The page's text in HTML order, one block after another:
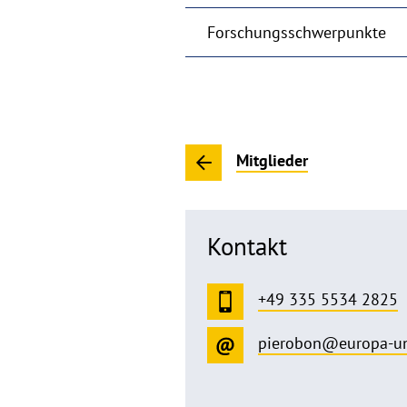
Forschungsschwerpunkte
Mitglieder
Kontakt
+49 335 5534 2825
pierobon@europa-